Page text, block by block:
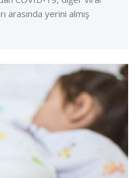
arasında yerini almış